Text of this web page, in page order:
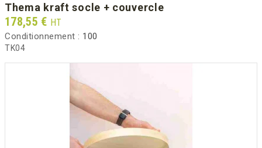
thema kraft socle + couvercle
Prix
178,55 € HT
Conditionnement : 100
TK04